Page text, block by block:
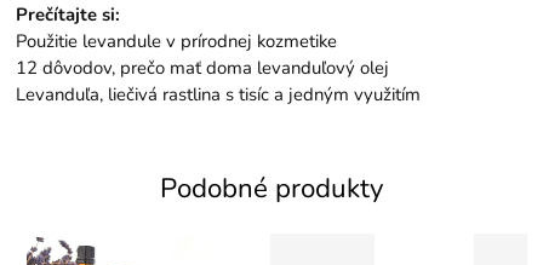
Prečítajte si:
Použitie levandule v prírodnej kozmetike
12 dôvodov, prečo mať doma levanduľový olej
Levanduľa, liečivá rastlina s tisíc a jedným využitím
Podobné produkty